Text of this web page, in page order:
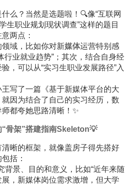
么？当然是选题啦！🔍像“互联网
生职业规划现状调查”这样的题目
两点：
域，比如你对新媒体运营特别感
行业就业趋势”；其次，结合自身经
，可以从“实习生职业发展路径”入
写了一篇《基于新媒体平台的大
因为结合了自己的实习经历，数
都夸她思路清晰！✨
骨架”搭建指南Skeleton💡
晰的框架，就像盖房子得先搭好
括：
背景、目的和意义，比如“近年来随
，新媒体岗位需求激增，但大学